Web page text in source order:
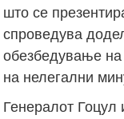
што се
спроведува
обезбедување
на нелегални
Генералот Гоцул